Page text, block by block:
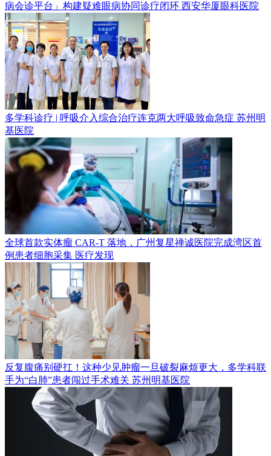
病会诊平台」构建疑难眼病协同诊疗闭环 西安华厦眼科医院
多学科诊疗 | 呼吸介入综合治疗连克两大呼吸致命急症 苏州明
基医院
全球首款实体瘤 CAR-T 落地，广州复星禅诚医院完成湾区首
例患者细胞采集 医疗发现
反复腹痛别硬扛！这种少见肿瘤一旦破裂麻烦更大，多学科联
手为“白肺”患者闯过手术难关 苏州明基医院